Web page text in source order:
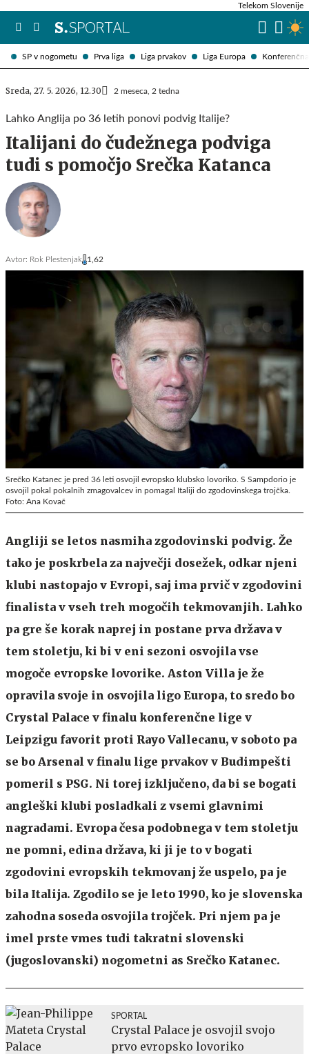
SP v nogometu Prva liga Liga prvakov Liga Europa
Telekom Slovenije
Sreda, 27. 5. 2026, 12.30 2 meseca, 2 tedna
Lahko Anglija po 36 letih ponovi podvig Italije?
Italijani do čudežnega podviga
tudi s pomočjo Srečka Katanca
Avtor: Rok Plestenjak 1,62
Srečko Katanec je pred 36 leti osvojil evropsko klubsko lovoriko. S Sampdorio je
osvojil pokal pokalnih zmagovalcev in pomagal Italiji do zgodovinskega trojčka.
Foto: Ana Kovač
Angliji se letos nasmiha zgodovinski podvig. Že
tako je poskrbela za največji dosežek, odkar njeni
klubi nastopajo v Evropi, saj ima prvič v zgodovini
finalista v vseh treh mogočih tekmovanjih. Lahko
pa gre še korak naprej in postane prva država v
tem stoletju, ki bi v eni sezoni osvojila vse
mogoče evropske lovorike. Aston Villa je že
opravila svoje in osvojila ligo Europa, to sredo bo
Crystal Palace v finalu konferenčne lige v
Leipzigu favorit proti Rayo Vallecanu, v soboto pa
se bo Arsenal v finalu lige prvakov v Budimpešti
pomeril s PSG. Ni torej izključeno, da bi se bogati
angleški klubi posladkali z vsemi glavnimi
nagradami. Evropa česa podobnega v tem stoletju
ne pomni, edina država, ki ji je to v bogati
zgodovini evropskih tekmovanj že uspelo, pa je
bila Italija. Zgodilo se je leto 1990, ko je slovenska
zahodna soseda osvojila trojček. Pri njem pa je
imel prste vmes tudi takratni slovenski
(jugoslovanski) nogometni as Srečko Katanec.
SPORTAL
Crystal Palace je osvojil svojo
prvo evropsko lovoriko